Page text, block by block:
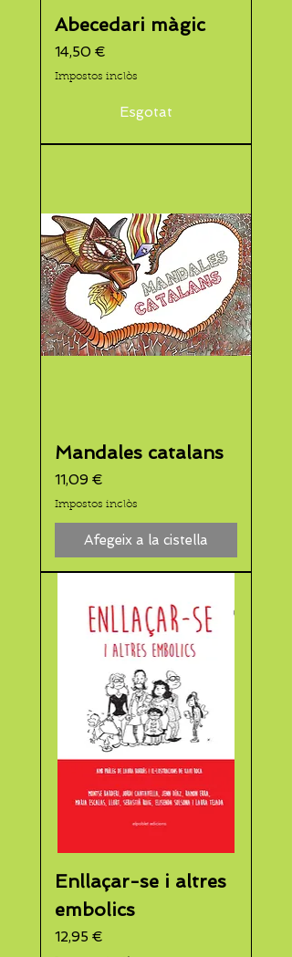
Abecedari màgic
Preu
14,50 €
Impostos inclòs
Esgotat
Mandales catalans
Preu
11,09 €
Impostos inclòs
Afegeix a la cistella
Enllaçar-se i altres
embolics
Preu
12,95 €